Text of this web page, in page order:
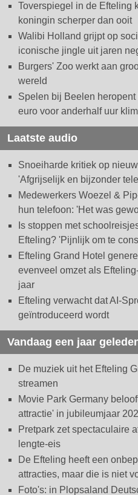
Toverspiegel in de Efteling
koningin scherper dan ooit
Walibi Holland grijpt op
iconische jingle uit jaren
Burgers' Zoo werkt aan
wereld
Spelen bij Beelen
euro voor anderhalf uur
Laatste audio
Snoeiharde kritiek op
'Afgrijselijk en bijzonder
Medewerkers Woezel &
hun telefoon: 'Het was
Is stoppen met
Efteling? 'Pijnlijk om te
Efteling Grand Hotel
evenveel omzet als
jaar
Efteling verwacht dat AI-
geïntroduceerd wordt
Vandaag een jaar
De muziek uit het Efteling
streamen
Movie Park Germany
attractie' in jubileumjaar
Pretpark zet spectaculaire
lengte-eis
De Efteling heeft een
attracties, maar die is niet
Foto's: in Plopsaland